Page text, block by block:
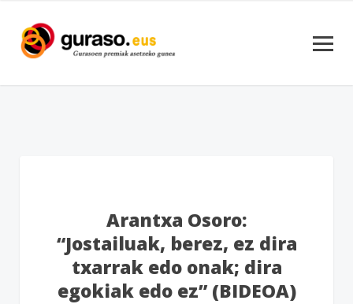
Arantxa Osoro:
“Jostailuak, berez, ez dira
txarrak edo onak; dira
egokiak edo ez” (BIDEOA)